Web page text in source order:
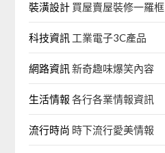
裝潢設計 買屋賣屋裝修一羅框
科技資訊 工業電子3C產品
網路資訊 新奇趣味爆笑內容
生活情報 各行各業情報資訊
流行時尚 時下流行愛美情報